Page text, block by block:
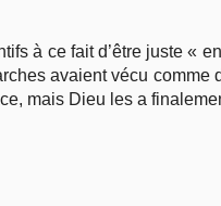
à ce fait d’être juste «
avaient vécu comme
mais Dieu les a